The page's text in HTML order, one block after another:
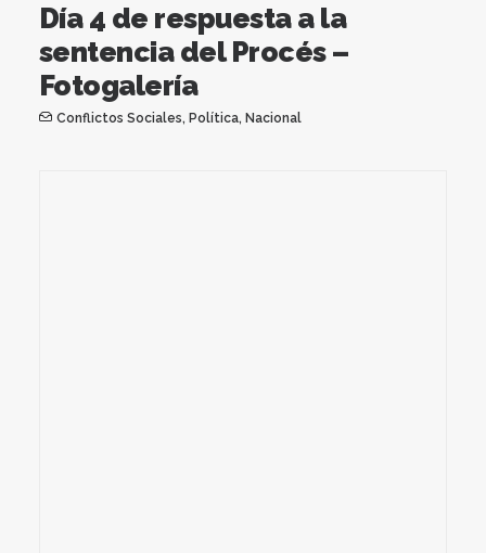
Día 4 de respuesta a la
sentencia del Procés –
Fotogalería
Conflictos Sociales, Política, Nacional